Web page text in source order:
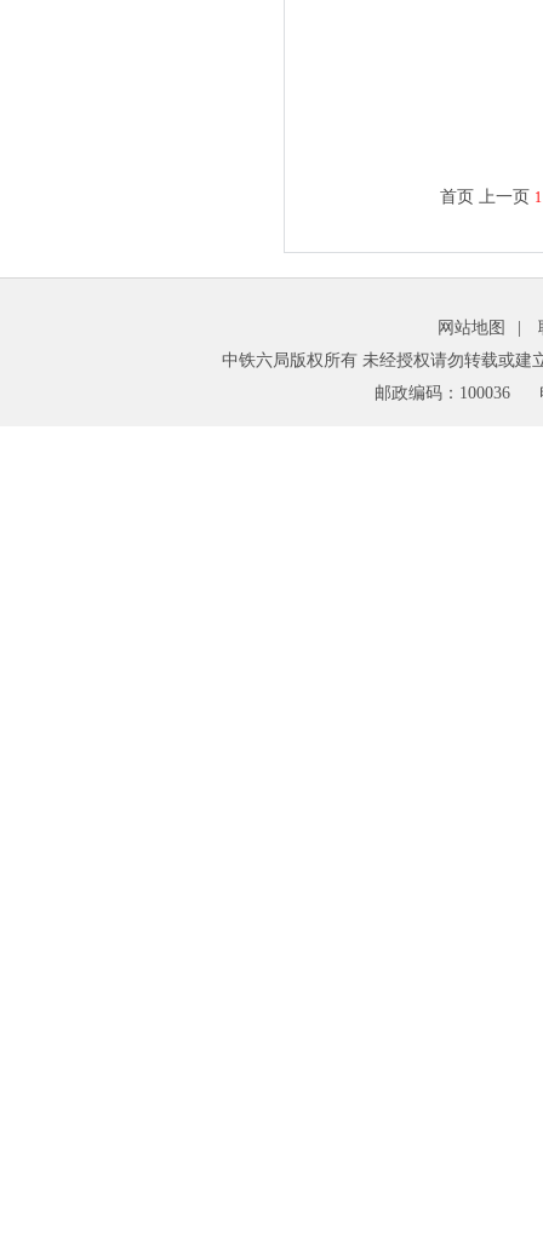
首页 上一页 1
网站地图
中铁六局版权所有 未经授权请勿转载或建
邮政编码：100036